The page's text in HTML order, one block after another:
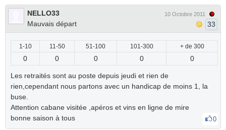
NELLO33
Mauvais départ
10 Octobre 2011
33
1-10 11-50 51-100 101-300 + de 300
0 0 0 0 0
Les retraités sont au poste depuis jeudi et rien de
rien,cependant nous partons avec un handicap de moins 1, la
buse.
Attention cabane visitée ,apéros et vins en ligne de mire
bonne saison à tous
0